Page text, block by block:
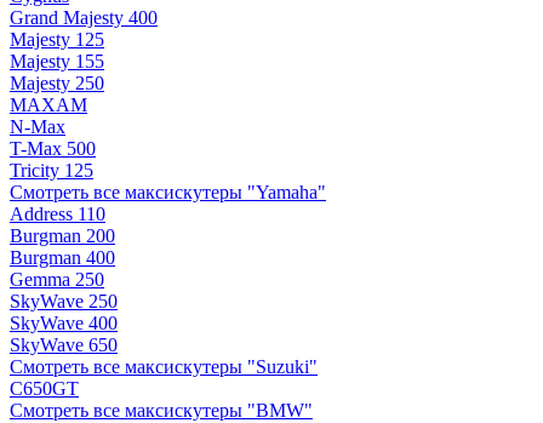
Grand Majesty 400
Majesty 125
Majesty 155
Majesty 250
MAXAM
N-Max
T-Max 500
Tricity 125
Смотреть все максискутеры "Yamaha"
Address 110
Burgman 200
Burgman 400
Gemma 250
SkyWave 250
SkyWave 400
SkyWave 650
Смотреть все максискутеры "Suzuki"
C650GT
Смотреть все максискутеры "BMW"